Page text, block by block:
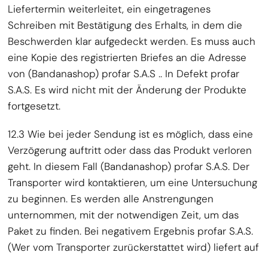
Liefertermin weiterleitet, ein eingetragenes
Schreiben mit Bestätigung des Erhalts, in dem die
Beschwerden klar aufgedeckt werden. Es muss auch
eine Kopie des registrierten Briefes an die Adresse
von (Bandanashop) profar S.A.S .. In Defekt profar
S.A.S. Es wird nicht mit der Änderung der Produkte
fortgesetzt.
12.3 Wie bei jeder Sendung ist es möglich, dass eine
Verzögerung auftritt oder dass das Produkt verloren
geht. In diesem Fall (Bandanashop) profar S.A.S. Der
Transporter wird kontaktieren, um eine Untersuchung
zu beginnen. Es werden alle Anstrengungen
unternommen, mit der notwendigen Zeit, um das
Paket zu finden. Bei negativem Ergebnis profar S.A.S.
(Wer vom Transporter zurückerstattet wird) liefert auf